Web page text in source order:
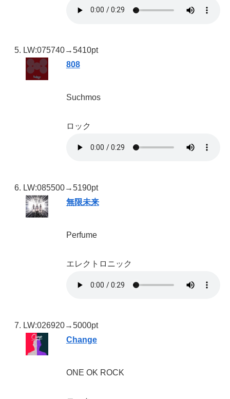
LW:075740→5410pt
808
Suchmos
ロック
LW:085500→5190pt
無限未来
Perfume
エレクトロニック
LW:026920→5000pt
Change
ONE OK ROCK